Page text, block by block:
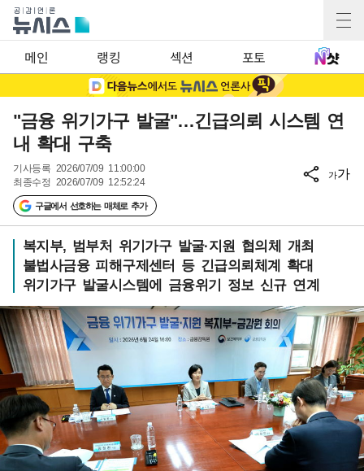
메인 랭킹 섹션 포토
"금융 위기가구 발굴"…긴급의뢰 시스템 연
내 확대 구축
기사등록 2026/07/09 11:00:00
최종수정 2026/07/09 12:52:24
구글에서 선호하는 매체로 추가
가가
복지부, 범부처 위기가구 발굴·지원 협의체 개최
불법사금융 피해구제센터 등 긴급의뢰체계 확대
위기가구 발굴시스템에 금융위기 정보 신규 연계